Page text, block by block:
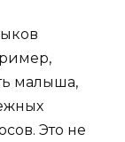
малыша,
Это не